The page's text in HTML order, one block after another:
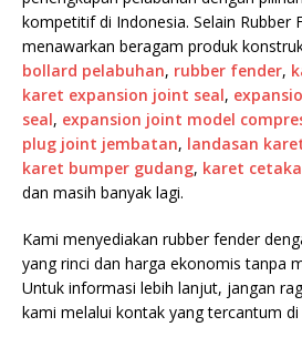
kompetitif di Indonesia. Selain Rubber
menawarkan beragam produk
bollard pelabuhan, rubber fender,
karet expansion joint seal,
seal, expansion joint model
plug joint jembatan, landasan
karet bumper gudang, karet
dan masih banyak lagi.
Kami menyediakan rubber fender
yang rinci dan harga ekonomis tanpa
Untuk informasi lebih lanjut, jangan
kami melalui kontak yang tercantum di